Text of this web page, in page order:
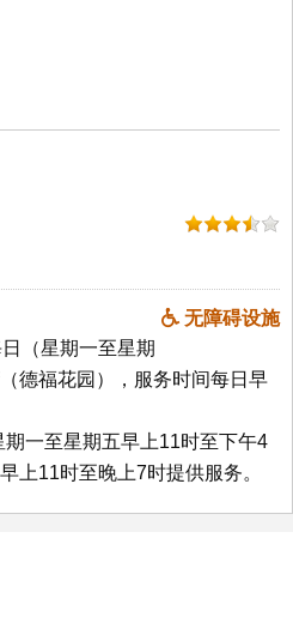
无障碍设施
（星期一至星期
德福花园），服务时间每日早
一至星期五早上11时至下午4
上11时至晚上7时提供服务。